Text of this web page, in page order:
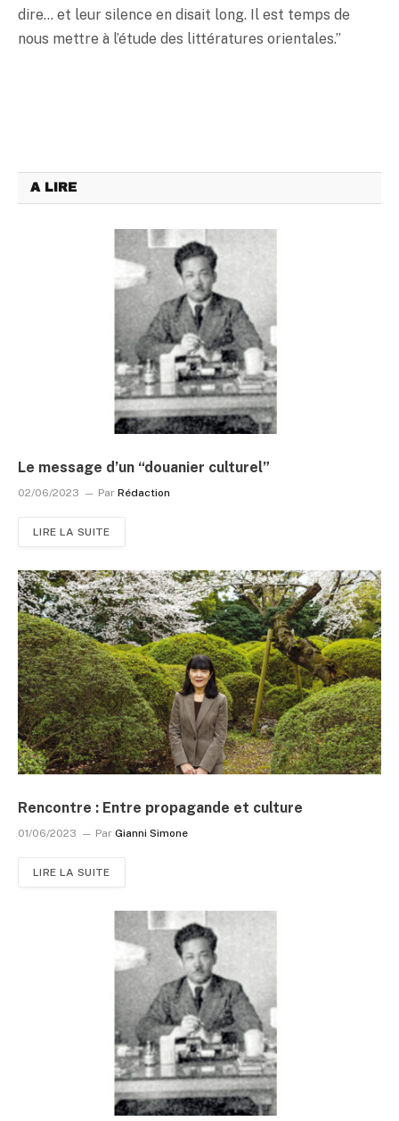
dire… et leur silence en disait long. Il est temps de
nous mettre à l’étude des littératures orientales.”
A LIRE
Le message d’un “douanier culturel”
02/06/2023 Par Rédaction
LIRE LA SUITE
Rencontre : Entre propagande et culture
01/06/2023 Par Gianni Simone
LIRE LA SUITE